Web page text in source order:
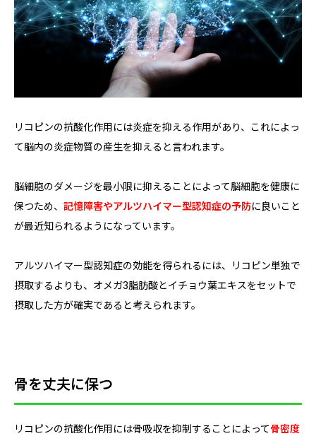
リコピンの抗酸化作用には炎症を抑える作用があり、これによっ
て脳内の炎症物質の産生を抑えると言われます。
脳細胞のダメージを最小限に抑えることによって脳細胞を健康に
保つため、 記憶障害やアルツハイマー型認知症の予防に良いこと
が最近知られるようになっています。
アルツハイマー型認知症の効能を得られるには、リコピン単独で
摂取するよりも、オメガ3脂肪酸とイチョウ葉エキスをセットで
摂取した方が確実であると考えられます。
骨を丈夫に保つ
リコピンの抗酸化作用には骨吸収を抑制することによって骨密度